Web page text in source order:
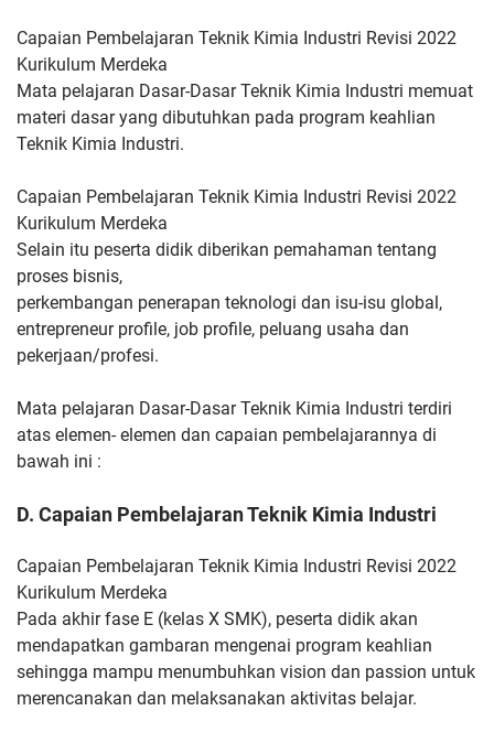
Capaian Pembelajaran Teknik Kimia Industri Revisi 2022
Kurikulum Merdeka
Mata pelajaran Dasar-Dasar Teknik Kimia Industri memuat
materi dasar yang dibutuhkan pada program keahlian
Teknik Kimia Industri.
Capaian Pembelajaran Teknik Kimia Industri Revisi 2022
Kurikulum Merdeka
Selain itu peserta didik diberikan pemahaman tentang
proses bisnis,
perkembangan penerapan teknologi dan isu-isu global,
entrepreneur profile, job profile, peluang usaha dan
pekerjaan/profesi.
Mata pelajaran Dasar-Dasar Teknik Kimia Industri terdiri
atas elemen-elemen dan capaian pembelajarannya di
bawah ini :
D. Capaian Pembelajaran Teknik Kimia Industri
Capaian Pembelajaran Teknik Kimia Industri Revisi 2022
Kurikulum Merdeka
Pada akhir fase E (kelas X SMK), peserta didik akan
mendapatkan gambaran mengenai program keahlian
sehingga mampu menumbuhkan vision dan passion untuk
merencanakan dan melaksanakan aktivitas belajar.